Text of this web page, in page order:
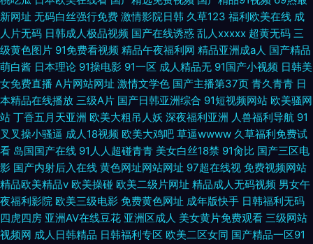
新网址 无码白丝强行免费 激情影院日韩 久草123 福利欧美在线 成
人片无码 日韩成人极品视频 国产在线诱惑 乱人xxxxx 超黄无码 三
级黄色图片 91免费看视频 精品午夜福利网 精品亚洲成a人 国产精品
萌白酱 日本理论 91操电影 91一区 成人精品无 91国产小视频 日韩美
女免费直播 A片网站网址 激情文学色 国产主播第37页 青久青青 日
本精品在线播放 三级A片 国产日韩亚洲综合 91短视频网站 欧美骚网
站 丁香五月天亚洲 欧美大粗吊人妖 深夜福利亚洲 人兽福利导航 91
叉叉操小骚逼 成人18视频 欧美大鸡吧 草逼wwww 久草福利免费试
看 岛国国产在线 91人人超碰青青 美女白丝18禁 91肏比 国产三区电
影 国产内射后入在线 黄色网址网站网址 97超在线视 免费视频网站
精品欧美精品v 欧美操碰 欧美二级片网址 精品成人无码视频 男女午
夜福利影院 欧美三级电影 免费黄色网址 成年版快手 日韩福利无码
四虎四房 亚洲AV在线豆花 亚洲区成人 美女黄片免费观看 三级网站
视频网 成人日韩精品 日韩福利专区 欧美二区女同 国产精品一区91